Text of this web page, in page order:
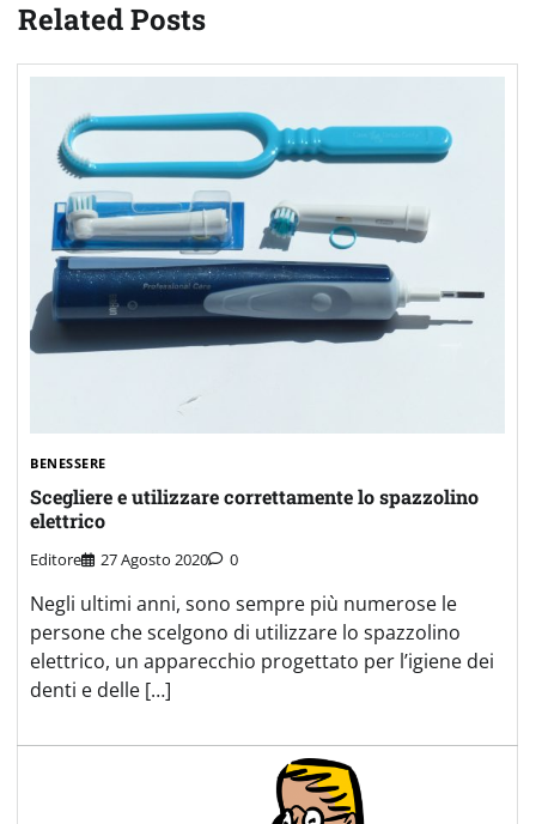
Related Posts
BENESSERE
Scegliere e utilizzare correttamente lo spazzolino
elettrico
Editore 27 Agosto 2020 0
Negli ultimi anni, sono sempre più numerose le
persone che scelgono di utilizzare lo spazzolino
elettrico, un apparecchio progettato per l’igiene dei
denti e delle […]